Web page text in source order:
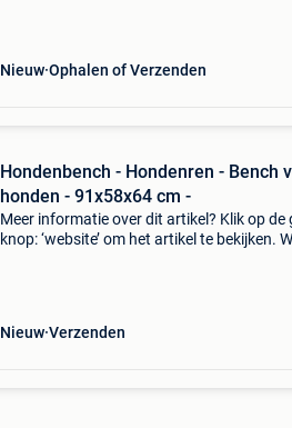
Nieuw Ophalen of Verzenden
Hondenbench - Hondenren - Bench
honden - 91x58x64 cm -
Meer informatie over dit artikel? Klik op de
knop: ‘website’ om het artikel te bekijken.
Nieuw Verzenden